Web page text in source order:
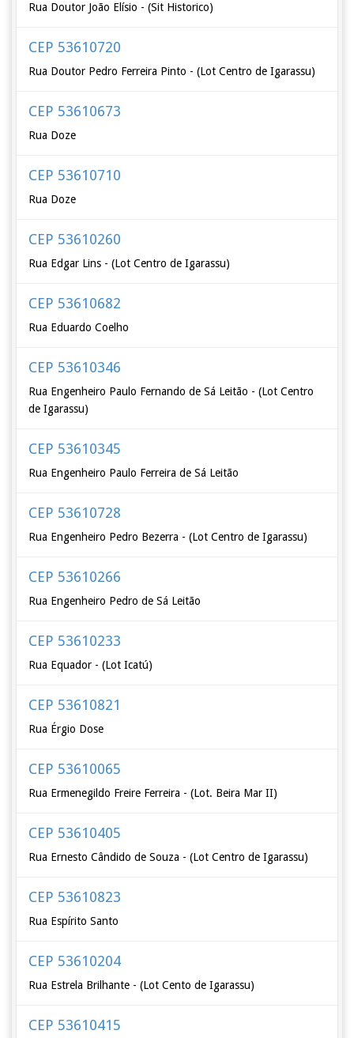
Rua Doutor João Elísio - (Sit Historico)
CEP 53610720
Rua Doutor Pedro Ferreira Pinto - (Lot Centro de Igarassu)
CEP 53610673
Rua Doze
CEP 53610710
Rua Doze
CEP 53610260
Rua Edgar Lins - (Lot Centro de Igarassu)
CEP 53610682
Rua Eduardo Coelho
CEP 53610346
Rua Engenheiro Paulo Fernando de Sá Leitão - (Lot Centro
de Igarassu)
CEP 53610345
Rua Engenheiro Paulo Ferreira de Sá Leitão
CEP 53610728
Rua Engenheiro Pedro Bezerra - (Lot Centro de Igarassu)
CEP 53610266
Rua Engenheiro Pedro de Sá Leitão
CEP 53610233
Rua Equador - (Lot Icatú)
CEP 53610821
Rua Érgio Dose
CEP 53610065
Rua Ermenegildo Freire Ferreira - (Lot. Beira Mar II)
CEP 53610405
Rua Ernesto Cândido de Souza - (Lot Centro de Igarassu)
CEP 53610823
Rua Espírito Santo
CEP 53610204
Rua Estrela Brilhante - (Lot Cento de Igarassu)
CEP 53610415